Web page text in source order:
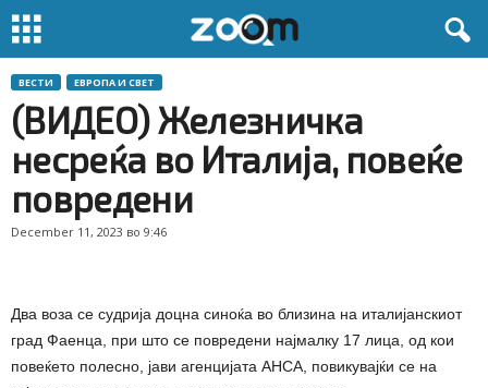
ВЕСТИ ЕВРОПА И СВЕТ
(ВИДЕО) Железничка
несреќа во Италија, повеќе
повредени
December 11, 2023 во 9:46
Два воза се судрија доцна синоќа во близина на италијанскиот
град Фаенца, при што се повредени најмалку 17 лица, од кои
повеќето полесно, јави агенцијата АНСА, повикувајќи се на